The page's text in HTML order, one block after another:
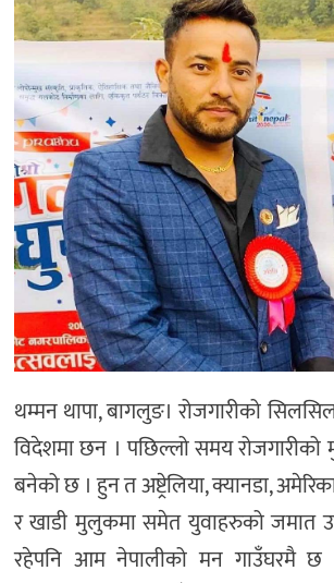
थम्मन थापा, बागलुङ। रोजगारीको
विदेशमा छन । पछिल्लो समय रोजगारीको
बनेको छ । हुन त अष्ट्रेलिया, क्यानडा,
र खाडी मुलुकमा समेत युवाहरुको जमात
रहेपनि आम नेपालीको मन गाउँघरमै